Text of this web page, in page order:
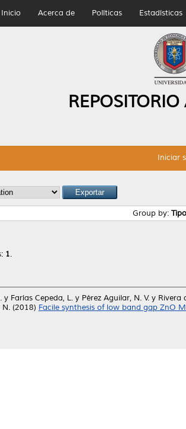
Inicio Acerca de Políticas Estadísticas
Iniciar
Group by:
1.
y Farías Cepeda, L. y Pérez Aguilar, N. V. y Rivera
N. (2018) Facile synthesis of low band gap ZnO